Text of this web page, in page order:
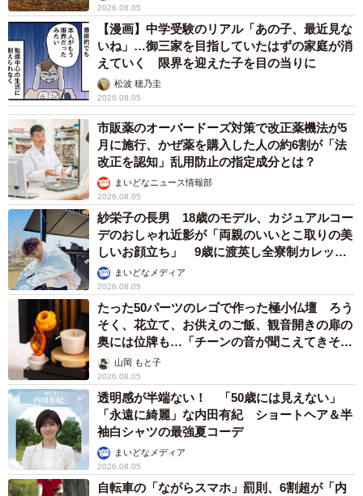
2026.08.05
【漫画】中学受験のリアル「あの子、最近見な
いね」…御三家を目指していたはずの家庭が消
えていく 限界を迎えた子を目の当りに
松波 穂乃圭
2026.08.05
市販薬のオーバードーズ対策で改正薬機法が5
月に施行、かぜ薬を購入した人の約6割が「法
改正を認知」乱用防止の指定成分とは？
まいどなニュース情報部
2026.08.05
紗栄子の長男 18歳のモデル、カジュアルコー
デのおしゃれ近影が「両親のいいとこ取りの美
しいお顔立ち」 9歳に渡英し全寮制カレッジ
で学ぶまいどなメディア
2026.08.05
たった50パーツのレゴで作った極小仏壇 ろう
そく、花立て、お供えのご飯、観音開きの扉の
奥には位牌も…「チーンの音が聞こえてきそ
う」山岡 もと子
2026.08.05
透明感が半端ない！ 「50歳には見えない」
「永遠に綺麗」な内田有紀 ショートヘア＆半
袖白シャツの最強夏コーデ
まいどなメディア
2026.08.05
自転車の「ながらスマホ」罰則、6割超が「内